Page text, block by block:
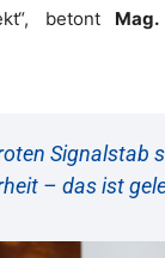
betontMag.
Signalstab
– das ist